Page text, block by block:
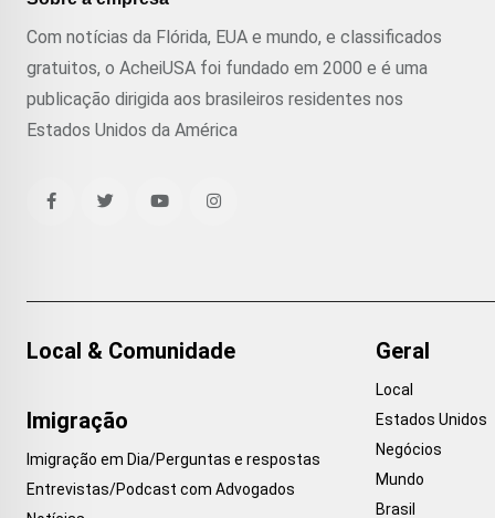
Com notícias da Flórida, EUA e mundo, e classificados
gratuitos, o AcheiUSA foi fundado em 2000 e é uma
publicação dirigida aos brasileiros residentes nos
Estados Unidos da América
Local & Comunidade
Imigração
Imigração em Dia/Perguntas e respostas
Entrevistas/Podcast com Advogados
Geral
Local
Estados Unidos
Negócios
Mundo
Brasil